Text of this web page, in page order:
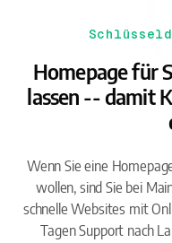
Homepage für
lassen -- damit
Wenn Sie eine
wollen, sind Sie bei
schnelle Websites mit
Tagen Support nach